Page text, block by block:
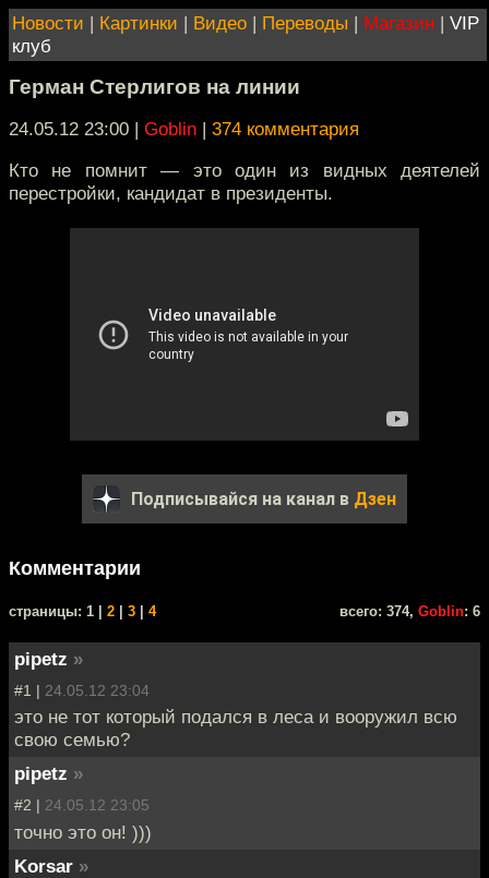
Новости | Картинки | Видео | Переводы | Магазин | VIP
клуб
Герман Стерлигов на линии
24.05.12 23:00 | Goblin | 374 комментария
Кто не помнит — это один из видных деятелей
перестройки, кандидат в президенты.
Подписывайся на канал в Дзен
Комментарии
cтраницы: 1 | 2 3 4 всего: 374, Goblin: 6
pipetz »
#1 | 24.05.12 23:04
это не тот который подался в леса и вооружил всю
свою семью?
pipetz »
#2 | 24.05.12 23:05
точно это он! )))
Korsar »